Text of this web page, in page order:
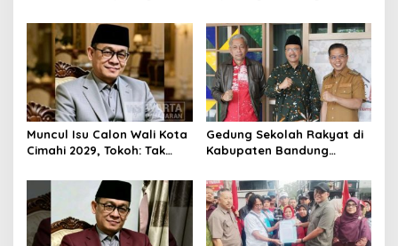
Ditangkap Polisi
Rebranding RSUD Cibabat
Muncul Isu Calon Wali Kota
Cimahi 2029, Tokoh: Tak
Legitimasi Parpol
Gedung Sekolah Rakyat di
Kabupaten Bandung
Siap Tampung Dua Ribu
Siswa